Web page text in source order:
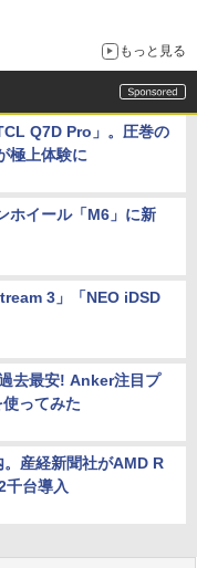
もっと見る
Q7D Pro」。圧巻の
極上体験に
ホイール「M6」に新
3」「NEO iDSD
去最安! Anker注目プ
ってみた
産経新聞社がAMD R
台導入